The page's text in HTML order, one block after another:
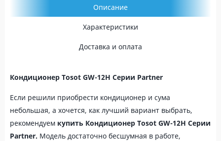
Описание
Характеристики
Доставка и оплата
Кондиционер Tosot GW-12H Серии Partner
Если решили приобрести кондиционер и сума
небольшая, а хочется, как лучший вариант выбрать,
рекомендуем купить Кондиционер Tosot GW-12H Серии
Partner. Модель достаточно бесшумная в работе,